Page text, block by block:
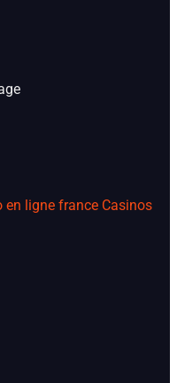
en ligne france Casinos